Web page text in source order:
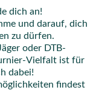
dich an!
und darauf, dich
zu dürfen.
oder DTB-
Vielfalt ist für
dabei!
findest